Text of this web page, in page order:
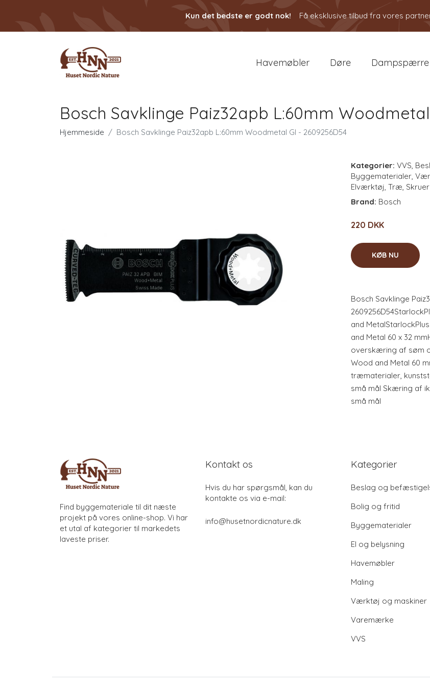
Kun det bedste er godt nok! Få eksklusive tilbud fra vores
Havemøbler Døre Dampspærre
Bosch Savklinge Paiz32apb L:60mm
Hjemmeside Bosch Savklinge Paiz32apb L:60mm Woodmetal Gl - 2609256D54
Kategorier: VVS,
Byggematerialer,
Elværktøj, Træ, Skruer
Brand: Bosch
220 DKK
KØB NU
Bosch Savklinge
and
and Metal 60 x 32
overskæring af søm
Wood and Metal 60
træmaterialer,
små mål Skæring af
små mål
Find byggemateriale til dit næste
projekt på vores online-shop. Vi har
et utal af kategorier til markedets
laveste priser.
Kontakt os
Hvis du har spørgsmål, kan du
kontakte os via e-mail:
info@husetnordicnature.dk
Kategorier
Beslag og
Bolig og fritid
Byggematerialer
El og belysning
Havemøbler
Maling
Værktøj og maskiner
Varemærke
VVS